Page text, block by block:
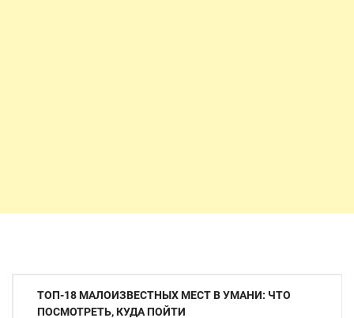
Навигация
ТОП-18 МАЛОИЗВЕСТНЫХ МЕСТ В УМАНИ: ЧТО
ПОСМОТРЕТЬ, КУДА ПОЙТИ